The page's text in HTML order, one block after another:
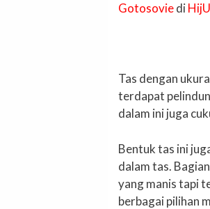
Gotosoviedi
Tas dengan
terdapat
dalam ini juga
Bentuk tas ini
dalam tas.
yang manis tapi
berbagai pilihan